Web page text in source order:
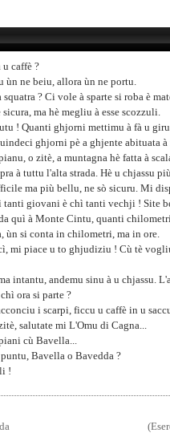
caffè ?
ùn ne beiu, allora ùn ne portu.
squatra ? Ci vole à sparte si roba è
sicura, ma hè megliu à esse scozzuli.
! Quanti ghjorni mettimu à fà u
ghjorni pè a ghjente abituata
o zitè, a muntagna hè fatta à
à tuttu l'alta strada. Hè u chjassu
ma più bellu, ne sò sicuru. Mi
tanti giovani è chì tanti vechji ! Site
quì à Monte Cintu, quanti
ùn si conta in chilometri, ma in ore.
mi piace u to ghjudiziu ! Cù tè
intantu, andemu sinu à u chjassu.
ora si parte ?
i scarpi, ficcu u caffè in u
salutate mi L'Omu di Cagna...
cù Bavella...
puntu, Bavella o Bavedda ?
!